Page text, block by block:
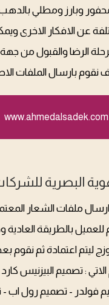
: محفور وبارز ومطلي
فكرة مختلفة عن الافكار
الرضا والقبول من
بارسال الملفات
www.ahmedalsadek.com
البصرية
ملفات الشعار
بالطريقة العادية
ليتم اعتمادة ثم نقوم
: تصميم البيزنيس
- تصميم رول اب -